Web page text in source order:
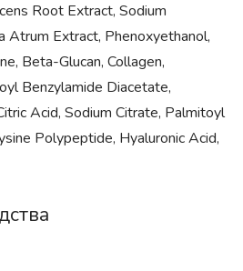
Root Extract, Sodium
Atrum Extract, Phenoxyethanol,
Beta-Glucan, Collagen,
Benzylamide Diacetate,
Acid, Sodium Citrate, Palmitoyl
Polypeptide, Hyaluronic Acid,